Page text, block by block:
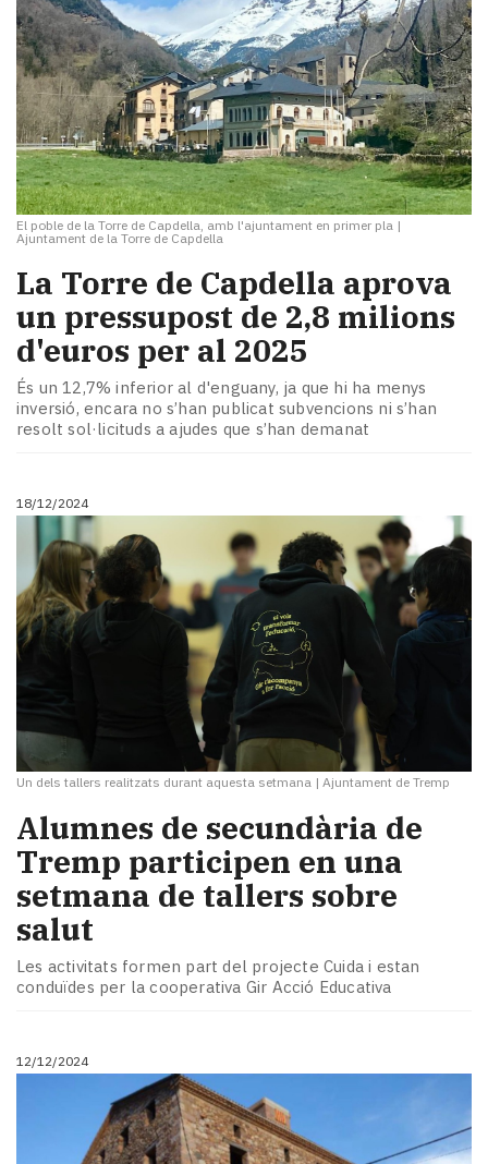
El poble de la Torre de Capdella, amb l'ajuntament en primer pla |
Ajuntament de la Torre de Capdella
La Torre de Capdella aprova
un pressupost de 2,8 milions
d'euros per al 2025
És un 12,7% inferior al d'enguany, ja que hi ha menys
inversió, encara no s’han publicat subvencions ni s’han
resolt sol·licituds a ajudes que s’han demanat
18/12/2024
Un dels tallers realitzats durant aquesta setmana | Ajuntament de Tremp
Alumnes de secundària de
Tremp participen en una
setmana de tallers sobre
salut
Les activitats formen part del projecte Cuida i estan
conduïdes per la cooperativa Gir Acció Educativa
12/12/2024